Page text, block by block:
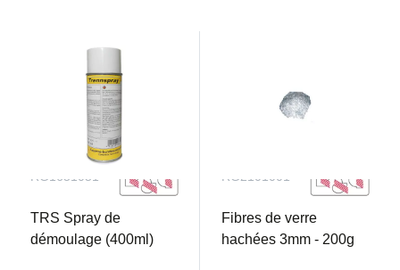
RG1651051
TRS Spray de
démoulage (400ml)
RG2101001
Fibres de verre
hachées 3mm - 200g